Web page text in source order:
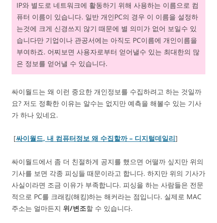
IP와 별도로 네트워크에 활동하기 위해 사용하는 이름으로 컴
퓨터 이름이 있습니다. 일반 개인PC의 경우 이 이름을 설정하
는것에 크게 신경쓰지 않기 때문에 별 의미가 없어 보일수 있
습니다만 기업이나 관공서에는 아직도 PC이름에 개인이름을
부여하죠. 어찌보면 사용자로부터 얻어낼수 있는 최대한의 많
은 정보를 얻어낼 수 있습니다.
싸이월드는 왜 이런 중요한 개인정보를 수집하려고 하는 것일까
요? 저도 정확한 이유는 알수는 없지만 예측을 해볼수 있는 기사
가 하나 있네요.
[싸이월드, 내 컴퓨터정보 왜 수집할까 – 디지털데일리]
싸이월드에서 좀 더 친절하게 공지를 했으면 어떨까 싶지만 위의
기사를 보면 각종 피싱들 때문이라고 합니다. 하지만 위의 기사가
사실이라면 조금 이유가 부족합니다. 피싱을 하는 사람들은 전문
적으로 PC를 크래킹(해킹)하는 해커라는 점입니다. 실제로 MAC
주소는 얼마든지 위/변조할 수 있습니다.